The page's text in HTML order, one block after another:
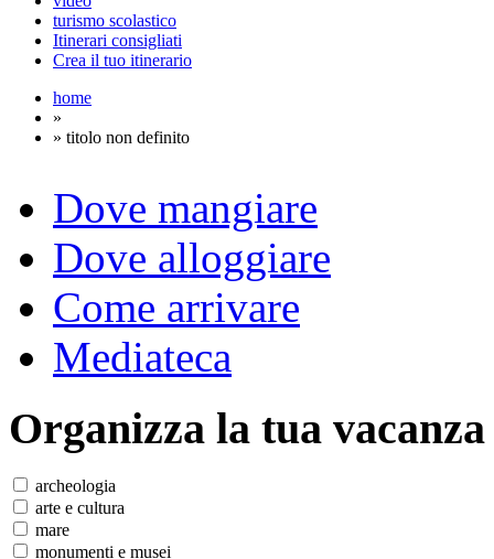
turismo scolastico
Itinerari consigliati
Crea il tuo itinerario
home
»
» titolo non definito
Dove mangiare
Dove alloggiare
Come arrivare
Mediateca
Organizza la tua vacanza
archeologia
arte e cultura
mare
monumenti e musei